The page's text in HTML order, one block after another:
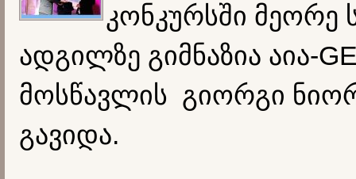
კონკურსში მეორე
ადგილზე გიმნაზია აია-
მოსწავლის გიორგი
გავიდა.